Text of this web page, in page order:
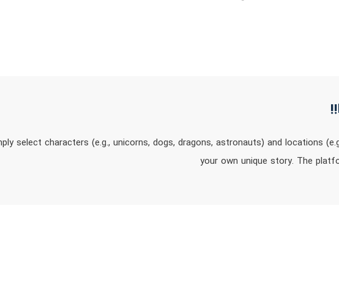
select characters (e.g., unicorns, dogs, dragons, astronauts) and locations
your own unique story. The